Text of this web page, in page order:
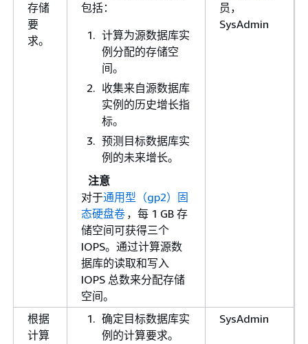
存储
要
求。
包括：
计算为源数据库实
例分配的存储空
间。
收集来自源数据库
实例的历史增长指
标。
预测目标数据库实
例的未来增长。
注意
对于通用型（gp2）固
态硬盘卷 ，每 1 GB 存
储空间可获得三个
IOPS。通过计算源数
据库的读取和写入
IOPS 总数来分配存储
空间。
员，
SysAdmin
根据
计算
确定目标数据库实
例的计算要求。
SysAdmin